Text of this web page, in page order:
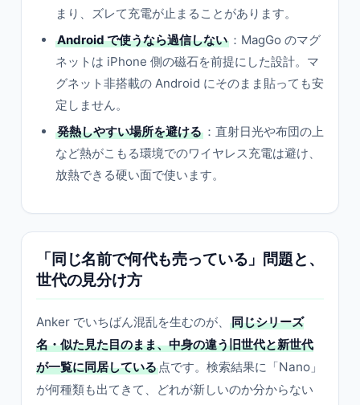
まり、ズレて充電が止まることがあります。
Android で使うなら過信しない ：MagGo のマグ
ネットは iPhone 側の磁石を前提にした設計。マ
グネット非搭載の Android にそのまま貼っても安
定しません。
発熱しやすい場所を避ける ：直射日光や布団の上
など熱がこもる環境でのワイヤレス充電は避け、
放熱できる硬い面で使います。
「同じ名前で何代も売っている」問題と、
世代の見分け方
Anker でいちばん混乱を生むのが、
同じシリーズ
名・似た見た目のまま、中身の違う旧世代と新世代
が一覧に同居している 点です。検索結果に「Nano」
が何種類も出てきて、どれが新しいのか分からない